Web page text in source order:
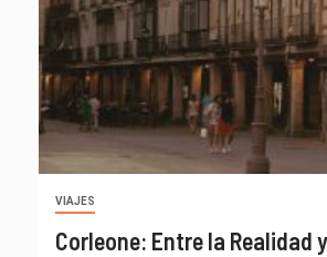
VIAJES
Corleone: Entre la Realidad